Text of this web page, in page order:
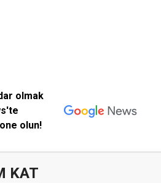
olmak
olun!
KAT